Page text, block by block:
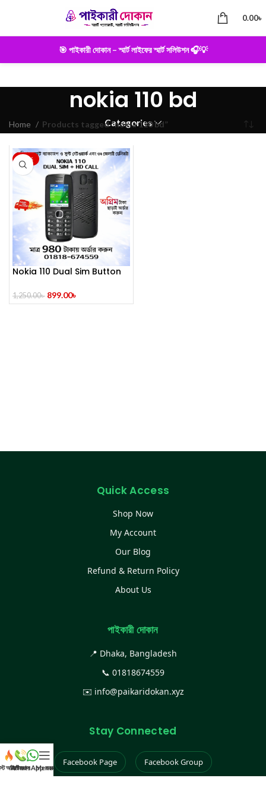
0.00৳
🎯 পাইকারী দোকান – স্মার্ট লাইফের স্মার্ট সলিউশন 🎧💡
nokia 110 bd
Categories
Home Products tagged “nokia 110 bd”
-28%
Nokia 110 Dual Sim Button
1,250.00৳ 899.00৳
Quick Access
Shop Now
My Account
Our Blog
Refund & Return Policy
About Us
পাইকারী দোকান
📍 Dhaka, Bangladesh
📞 01818674559
✉️ info@paikaridokan.xyz
Stay Connected
Facebook Page Facebook Group
আইটেম
কল করুন
WhatsApp করুন
Menu